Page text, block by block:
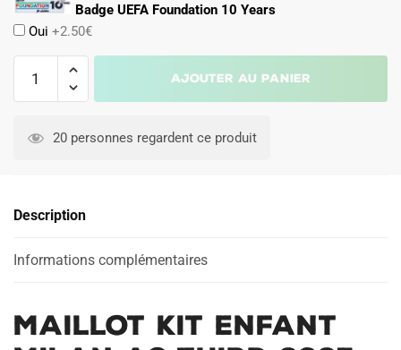
Badge UEFA Foundation 10 Years
Oui +2.50€
Third
2026
Ajouter au panier
n
t
e
20 personnes regardent ce produit
Description
Informations complémentaires
Maillot Kit Enfant